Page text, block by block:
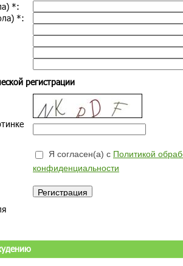
*:
*:
регистрации
Я согласен(а) с Политикой
конфиденциальности